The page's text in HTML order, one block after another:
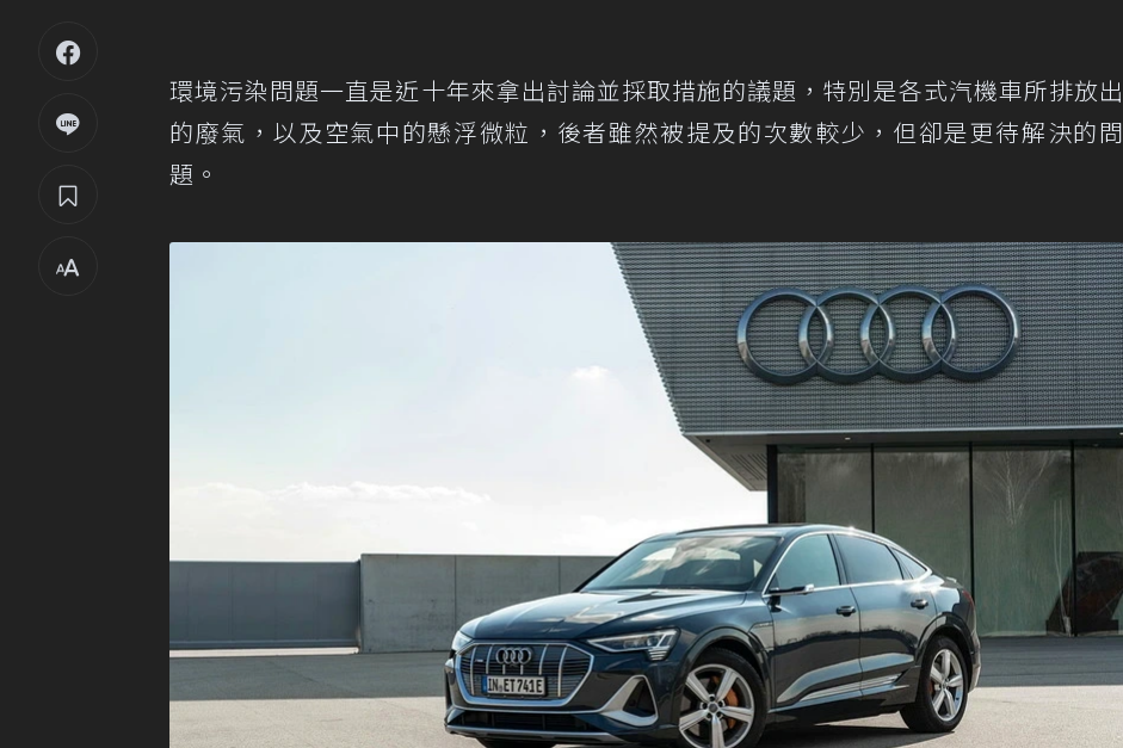
環境污染問題一直是近十年來拿出討論並採取措施的議題，特別是各式汽機車所排放出
的廢氣，以及空氣中的懸浮微粒，後者雖然被提及的次數較少，但卻是更待解決的問
題。